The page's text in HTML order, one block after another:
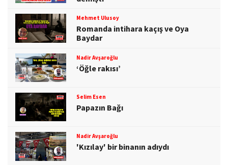
Mehmet Ulusoy
Romanda intihara kaçış ve Oya
Baydar
Nadir Avşaroğlu
‘Öğle rakısı’
Selim Esen
Papazın Bağı
Nadir Avşaroğlu
'Kızılay' bir binanın adıydı